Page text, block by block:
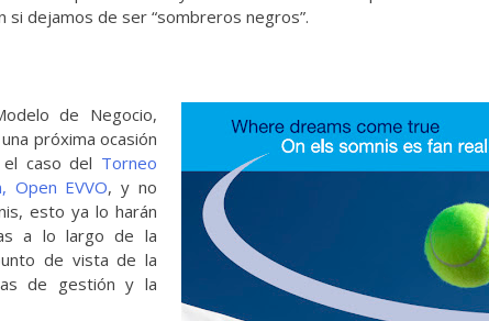
dejamos de ser “sombreros negros”.
de Negocio,
próxima ocasión
caso del Torneo
Open EVVO, y no
esto ya lo harán
a lo largo de la
de vista de la
de gestión y la